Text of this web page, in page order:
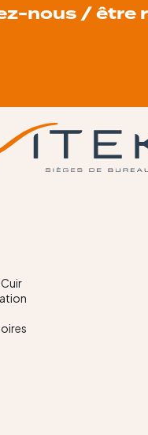
nous / être